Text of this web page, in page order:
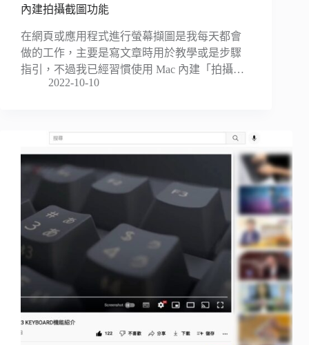
內建拍攝截圖功能
在網頁或應用程式進行螢幕擷圖是我每天都會
做的工作，主要是寫文章時用於教學或是步驟
指引，不過我已經習慣使用 Mac 內建「拍攝…
2022-10-10